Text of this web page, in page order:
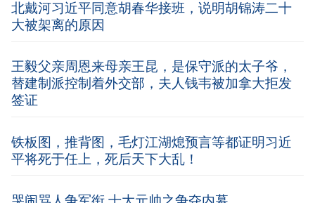
北戴河习近平同意胡春华接班，说明胡锦涛二十
大被架离的原因
王毅父亲周恩来母亲王昆，是保守派的太子爷，
替建制派控制着外交部，夫人钱韦被加拿大拒发
签证
铁板图，推背图，毛灯江湖熄预言等都证明习近
平将死于任上，死后天下大乱！